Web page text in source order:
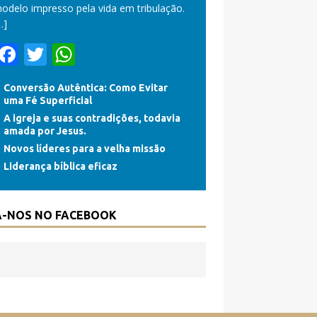
impresso pela vida em tribulação.
F
e
b
o
o
k
T
w
itt
er
W
h
at
s
A
p
p
Conversão Autêntica: Como Evitar
uma Fé Superficial
A igreja e suas contradições, todavia
amada por Jesus.
Novos líderes para a velha missão
Liderança bíblica eficaz
NOS NO FACEBOOK